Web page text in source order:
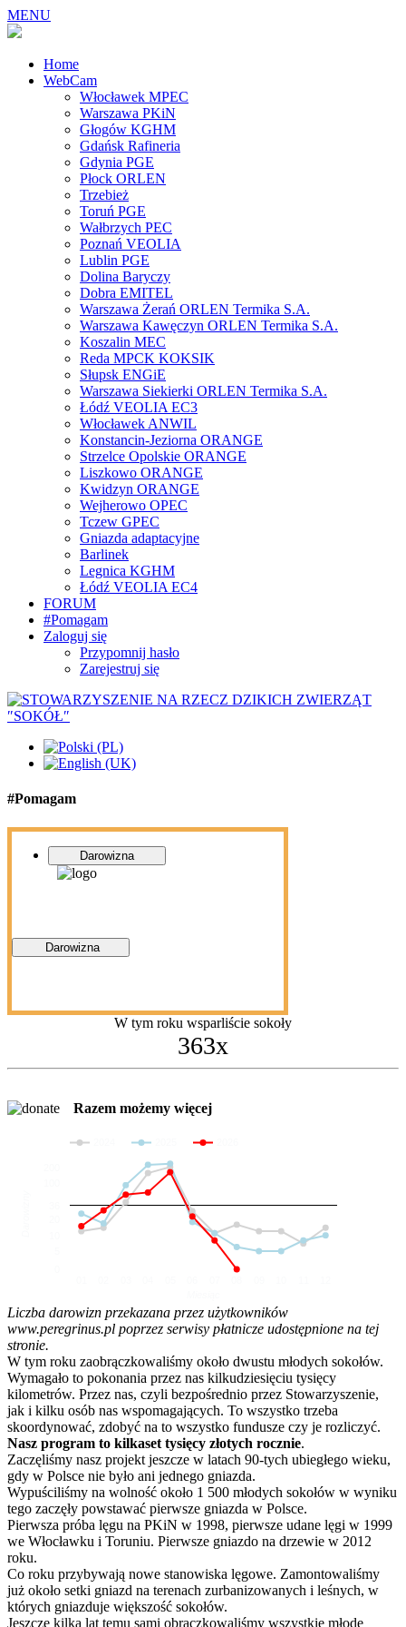
MENU
Home
WebCam
Włocławek MPEC
Warszawa PKiN
Głogów KGHM
Gdańsk Rafineria
Gdynia PGE
Płock ORLEN
Trzebież
Toruń PGE
Wałbrzych PEC
Poznań VEOLIA
Lublin PGE
Dolina Baryczy
Dobra EMITEL
Warszawa Żerań ORLEN Termika S.A.
Warszawa Kawęczyn ORLEN Termika S.A.
Koszalin MEC
Reda MPCK KOKSIK
Słupsk ENGiE
Warszawa Siekierki ORLEN Termika S.A.
Łódź VEOLIA EC3
Włocławek ANWIL
Konstancin-Jeziorna ORANGE
Strzelce Opolskie ORANGE
Liszkowo ORANGE
Kwidzyn ORANGE
Wejherowo OPEC
Tczew GPEC
Gniazda adaptacyjne
Barlinek
Legnica KGHM
Łódź VEOLIA EC4
FORUM
#Pomagam
Zaloguj się
Przypomnij hasło
Zarejestruj się
#Pomagam
Darowizna
Darowizna
W tym roku wsparliście sokoły
363x
Razem możemy więcej
Liczba darowizn przekazana przez użytkowników
www.peregrinus.pl poprzez serwisy płatnicze udostępnione na tej
stronie.
W tym roku zaobrączkowaliśmy około dwustu młodych sokołów.
Wymagało to pokonania przez nas kilkudziesięciu tysięcy
kilometrów. Przez nas, czyli bezpośrednio przez Stowarzyszenie,
jak i kilku osób nas wspomagających. To wszystko trzeba
skoordynować, zdobyć na to wszystko fundusze czy je rozliczyć.
Nasz program to kilkaset tysięcy złotych rocznie.
Zaczęliśmy nasz projekt jeszcze w latach 90-tych ubiegłego wieku,
gdy w Polsce nie było ani jednego gniazda.
Wypuściliśmy na wolność około 1 500 młodych sokołów w wyniku
tego zaczęły powstawać pierwsze gniazda w Polsce.
Pierwsza próba lęgu na PKiN w 1998, pierwsze udane lęgi w 1999
we Włocławku i Toruniu. Pierwsze gniazdo na drzewie w 2012
roku.
Co roku przybywają nowe stanowiska lęgowe. Zamontowaliśmy
już około setki gniazd na terenach zurbanizowanych i leśnych, w
których gniazduje większość sokołów.
Jeszcze kilka lat temu sami obrączkowaliśmy wszystkie młode